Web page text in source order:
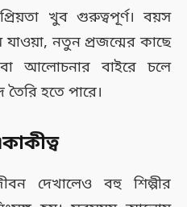
খুব গুরুত্বপূর্ণ। বয়স
যাওয়া, নতুন প্রজন্মের কাছে
আলোচনার বাইরে চলে
হতে পারে।
দেখালেও বহু শিল্পীর